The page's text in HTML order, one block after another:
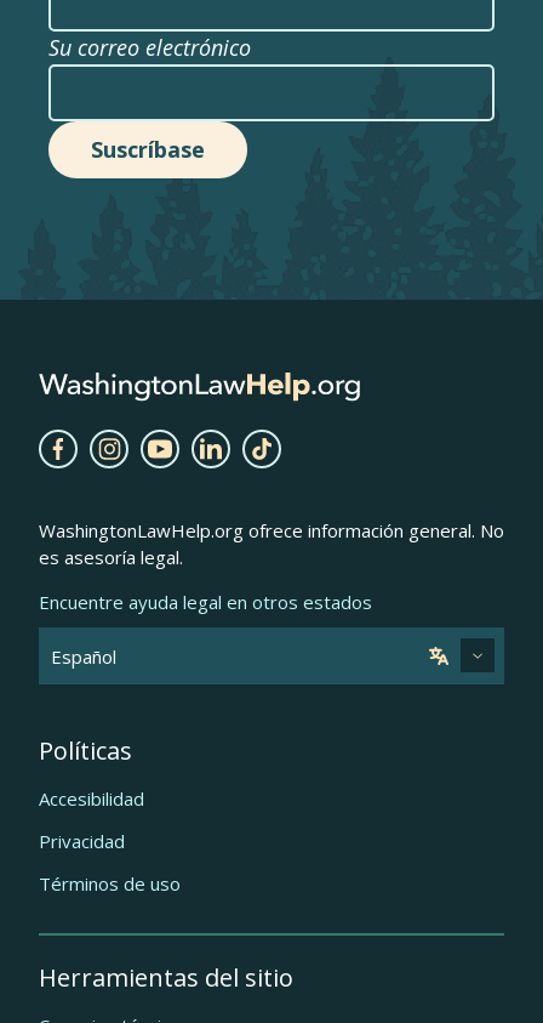
Su correo electrónico
WashingtonLawHelp.org ofrece información general. No
es asesoría legal.
Encuentre ayuda legal en otros estados
Políticas
Accesibilidad
Privacidad
Términos de uso
Herramientas del sitio